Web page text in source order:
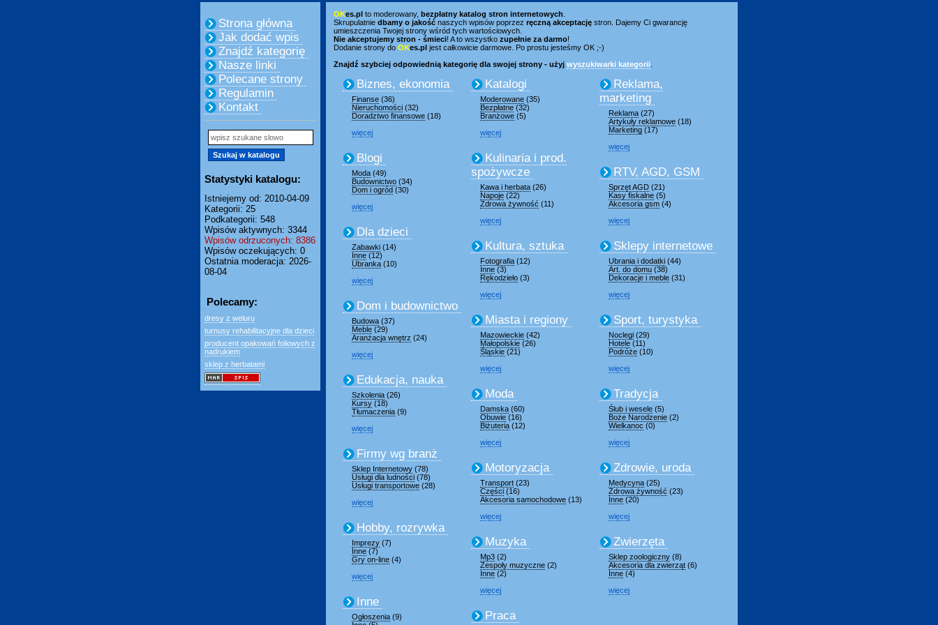
Strona główna
Jak dodać wpis
Znajdź kategorię
Nasze linki
Polecane strony
Regulamin
Kontakt
Statystyki katalogu:
Istniejemy od: 2010-04-09
Kategorii: 25
Podkategorii: 548
Wpisów aktywnych: 3344
Wpisów odrzuconych: 8386
Wpisów oczekujących: 0
Ostatnia moderacja: 2026-
08-04
Polecamy:
dresy z weluru
turnusy rehabilitacyjne dla dzieci
producent opakowań foliowych z
nadrukiem
sklep z herbatami
OKes.pl to moderowany, bezpłatny katalog stron internetowych
Skrupulatnie dbamy o jakość naszych wpisów poprzez ręczną akceptację stron. Dajemy Ci gwarancję
umieszczenia Twojej strony wśród tych wartościowych.
Nie akceptujemy stron - śmieci! A to wszystko zupełnie za darmo!
Dodanie strony do OKes.pl jest całkowicie darmowe. Po prostu jesteśmy OK ;-)
Znajdź szybciej odpowiednią kategorię dla swojej strony - użyj wyszukiwarki kategorii
Biznes, ekonomia
Finanse (36)
Nieruchomości (32)
Doradztwo finansowe (18)
więcej
Blogi
Moda (49)
Budownictwo (34)
Dom i ogród (30)
więcej
Dla dzieci
Zabawki (14)
Inne (12)
Ubranka (10)
więcej
Dom i budownictwo
Budowa (37)
Meble (29)
Aranżacja wnętrz (24)
więcej
Edukacja, nauka
Szkolenia (26)
Kursy (18)
Tłumaczenia (9)
więcej
Firmy wg branż
Sklep Internetowy (78)
Usługi dla ludności (78)
Usługi transportowe (28)
więcej
Hobby, rozrywka
Imprezy (7)
Inne (7)
Gry on-line (4)
więcej
Inne
Ogłoszenia (9)
Katalogi
Moderowane (35)
Bezpłatne (32)
Branżowe (5)
więcej
Kulinaria i prod.
spożywcze
Kawa i herbata (26)
Napoje (22)
Zdrowa żywność (11)
więcej
Kultura, sztuka
Fotografia (12)
Inne (3)
Rękodzieło (3)
więcej
Miasta i regiony
Mazowieckie (42)
Małopolskie (26)
Śląskie (21)
więcej
Moda
Damska (60)
Obuwie (16)
Biżuteria (12)
więcej
Motoryzacja
Transport (23)
Części (16)
Akcesoria samochodowe (13)
więcej
Muzyka
Mp3 (2)
Zespoły muzyczne (2)
Inne (2)
więcej
Praca
Reklama,
marketing
Reklama (27)
Artykuły reklamowe (18)
Marketing (17)
więcej
RTV, AGD, GSM
Sprzęt AGD (21)
Kasy fiskalne (5)
Akcesoria gsm (4)
więcej
Sklepy internetowe
Ubrania i dodatki (44)
Art. do domu (38)
Dekoracje i meble (31)
więcej
Sport, turystyka
Noclegi (29)
Hotele (11)
Podróże (10)
więcej
Tradycja
Ślub i wesele (5)
Boże Narodzenie (2)
Wielkanoc (0)
więcej
Zdrowie, uroda
Medycyna (25)
Zdrowa żywność (23)
Inne (20)
więcej
Zwierzęta
Sklep zoologiczny (8)
Akcesoria dla zwierząt (6)
Inne (4)
więcej